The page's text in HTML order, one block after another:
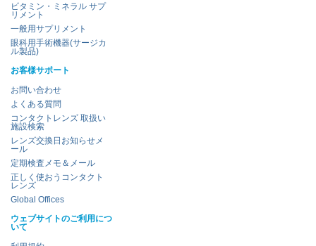
ビタミン・ミネラル サプ
リメント
一般用サプリメント
眼科用手術機器(サージカ
ル製品)
お客様サポート
お問い合わせ
よくある質問
コンタクトレンズ 取扱い
施設検索
レンズ交換日お知らせメ
ール
定期検査メモ＆メール
正しく使おうコンタクト
レンズ
Global Offices
ウェブサイトのご利用につ
いて